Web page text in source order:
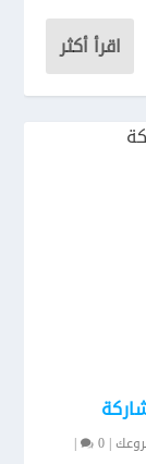
اقرأ أكثر
|
0
|